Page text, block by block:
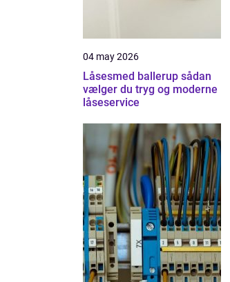
04 may 2026
Låsesmed ballerup sådan
vælger du tryg og moderne
låseservice